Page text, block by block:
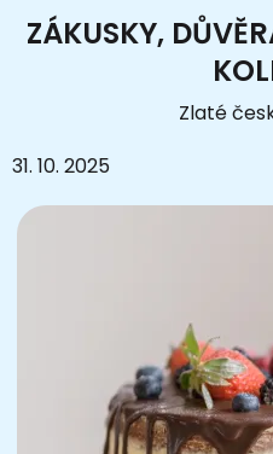
ZÁKUSKY,
Zlaté
31. 10. 2025